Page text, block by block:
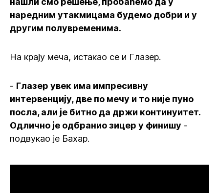
наредним утакмицама будемо добри и у
другим полувременима.
На крају меча, истакао се и Глазер.
- Глазер увек има импресивну
интервенцију, две по мечу и то није пуно
посла, али је битно да држи континуитет.
Одлично је одбранио зицер у финишу -
подвукао је Бахар.